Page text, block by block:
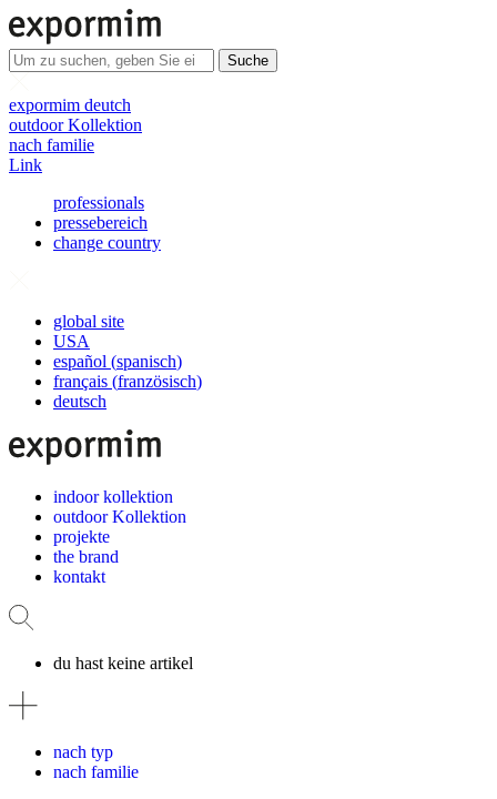
Suche
expormim deutch
outdoor Kollektion
nach familie
Link
professionals
pressebereich
change country
global site
USA
español (spanisch)
français (französisch)
deutsch
indoor kollektion
outdoor Kollektion
projekte
the brand
kontakt
du hast keine artikel
nach typ
nach familie